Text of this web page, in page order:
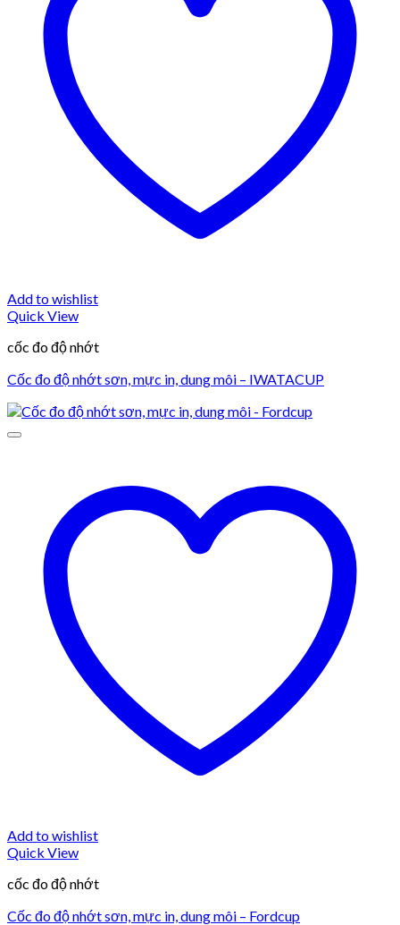
Add to wishlist
Quick View
cốc đo độ nhớt
Cốc đo độ nhớt sơn, mực in, dung môi – IWATACUP
Add to wishlist
Quick View
cốc đo độ nhớt
Cốc đo độ nhớt sơn, mực in, dung môi – Fordcup